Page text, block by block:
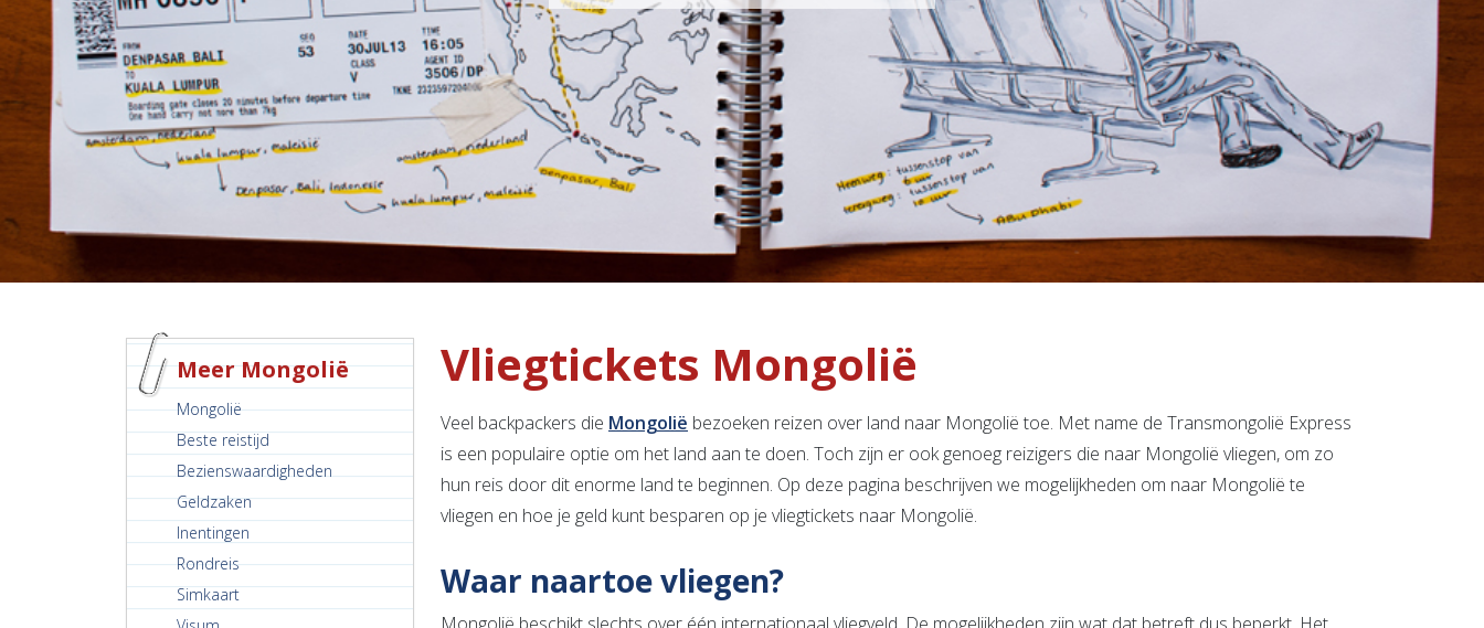
Meer Mongolië
Mongolië
Beste reistijd
Bezienswaardigheden
Geldzaken
Inentingen
Rondreis
Simkaart
Vliegtickets Mongolië
Veel backpackers die Mongolië bezoeken reizen over land naar Mongolië toe. Met name de Transmongolië Express
is een populaire optie om het land aan te doen. Toch zijn er ook genoeg reizigers die naar Mongolië vliegen, om zo
hun reis door dit enorme land te beginnen. Op deze pagina beschrijven we mogelijkheden om naar Mongolië te
vliegen en hoe je geld kunt besparen op je vliegtickets naar Mongolië.
Waar naartoe vliegen?